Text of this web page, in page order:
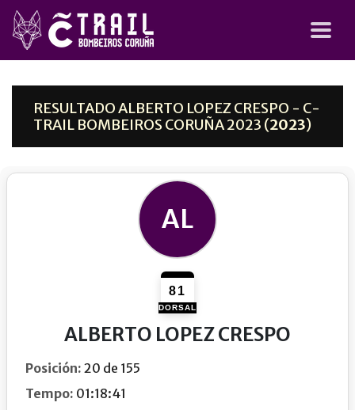
RESULTADO ALBERTO LOPEZ CRESPO - C-
TRAIL BOMBEIROS CORUÑA 2023 (2023)
AL
81
DORSAL
ALBERTO LOPEZ CRESPO
Posición: 20 de 155
Tempo: 01:18:41